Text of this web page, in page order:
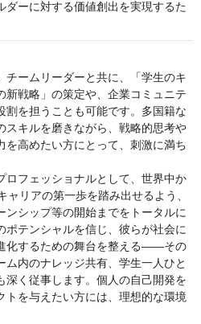
ダーに対する価値創出を実現するた
チームリーダーと共に、「学生のキ
新戦略」の策定や、企業コミュニテ
割を担うことも可能です。多国籍な
スキルを磨きながら、戦略的思考や
を高めたい方にとって、刺激に満ち
ロフェッショナルとして、世界中か
ャリアの第一歩を踏み出せるよう、
シップ等の開始までをトータルに
テンシャルを信じ、彼らが社会に
化するための舞台を整える——その
ム内のナレッジ共有、学生一人ひと
深く従事します。個人の自己開発を
トを与えたい方には、理想的な環境